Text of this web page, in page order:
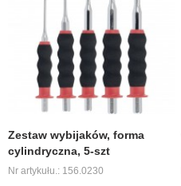
Zestaw wybijaków, forma
cylindryczna, 5-szt
Nr artykułu.: 156.0230